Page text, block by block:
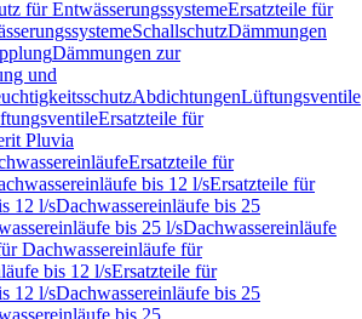
für EntwässerungssystemeErsatzteile für
SchallschutzDämmungen
Dämmungen zur
und
AbdichtungenLüftungsventile
Ersatzteile für
Pluvia
Ersatzteile für
bis 12 l/sErsatzteile für
12 l/sDachwassereinläufe bis 25
bis 25 l/sDachwassereinläufe
Dachwassereinläufe für
bis 12 l/sErsatzteile für
12 l/sDachwassereinläufe bis 25
bis 25